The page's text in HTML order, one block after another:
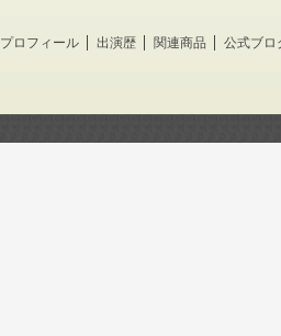
プロフィール 出演歴 関連商品 公式ブロ